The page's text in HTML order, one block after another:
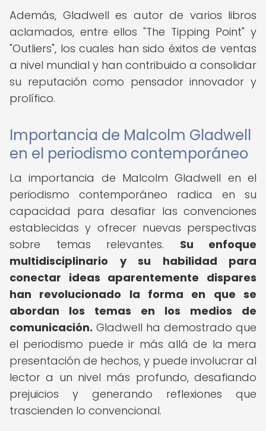
Además, Gladwell es autor de varios libros
aclamados, entre ellos "The Tipping Point" y
"Outliers", los cuales han sido éxitos de ventas
a nivel mundial y han contribuido a consolidar
su reputación como pensador innovador y
prolífico.
Importancia de Malcolm Gladwell
en el periodismo contemporáneo
La importancia de Malcolm Gladwell en el
periodismo contemporáneo radica en su
capacidad para desafiar las convenciones
establecidas y ofrecer nuevas perspectivas
sobre temas relevantes. Su enfoque
multidisciplinario y su habilidad para
conectar ideas aparentemente dispares
han revolucionado la forma en que se
abordan los temas en los medios de
comunicación. Gladwell ha demostrado que
el periodismo puede ir más allá de la mera
presentación de hechos, y puede involucrar al
lector a un nivel más profundo, desafiando
prejuicios y generando reflexiones que
trascienden lo convencional.